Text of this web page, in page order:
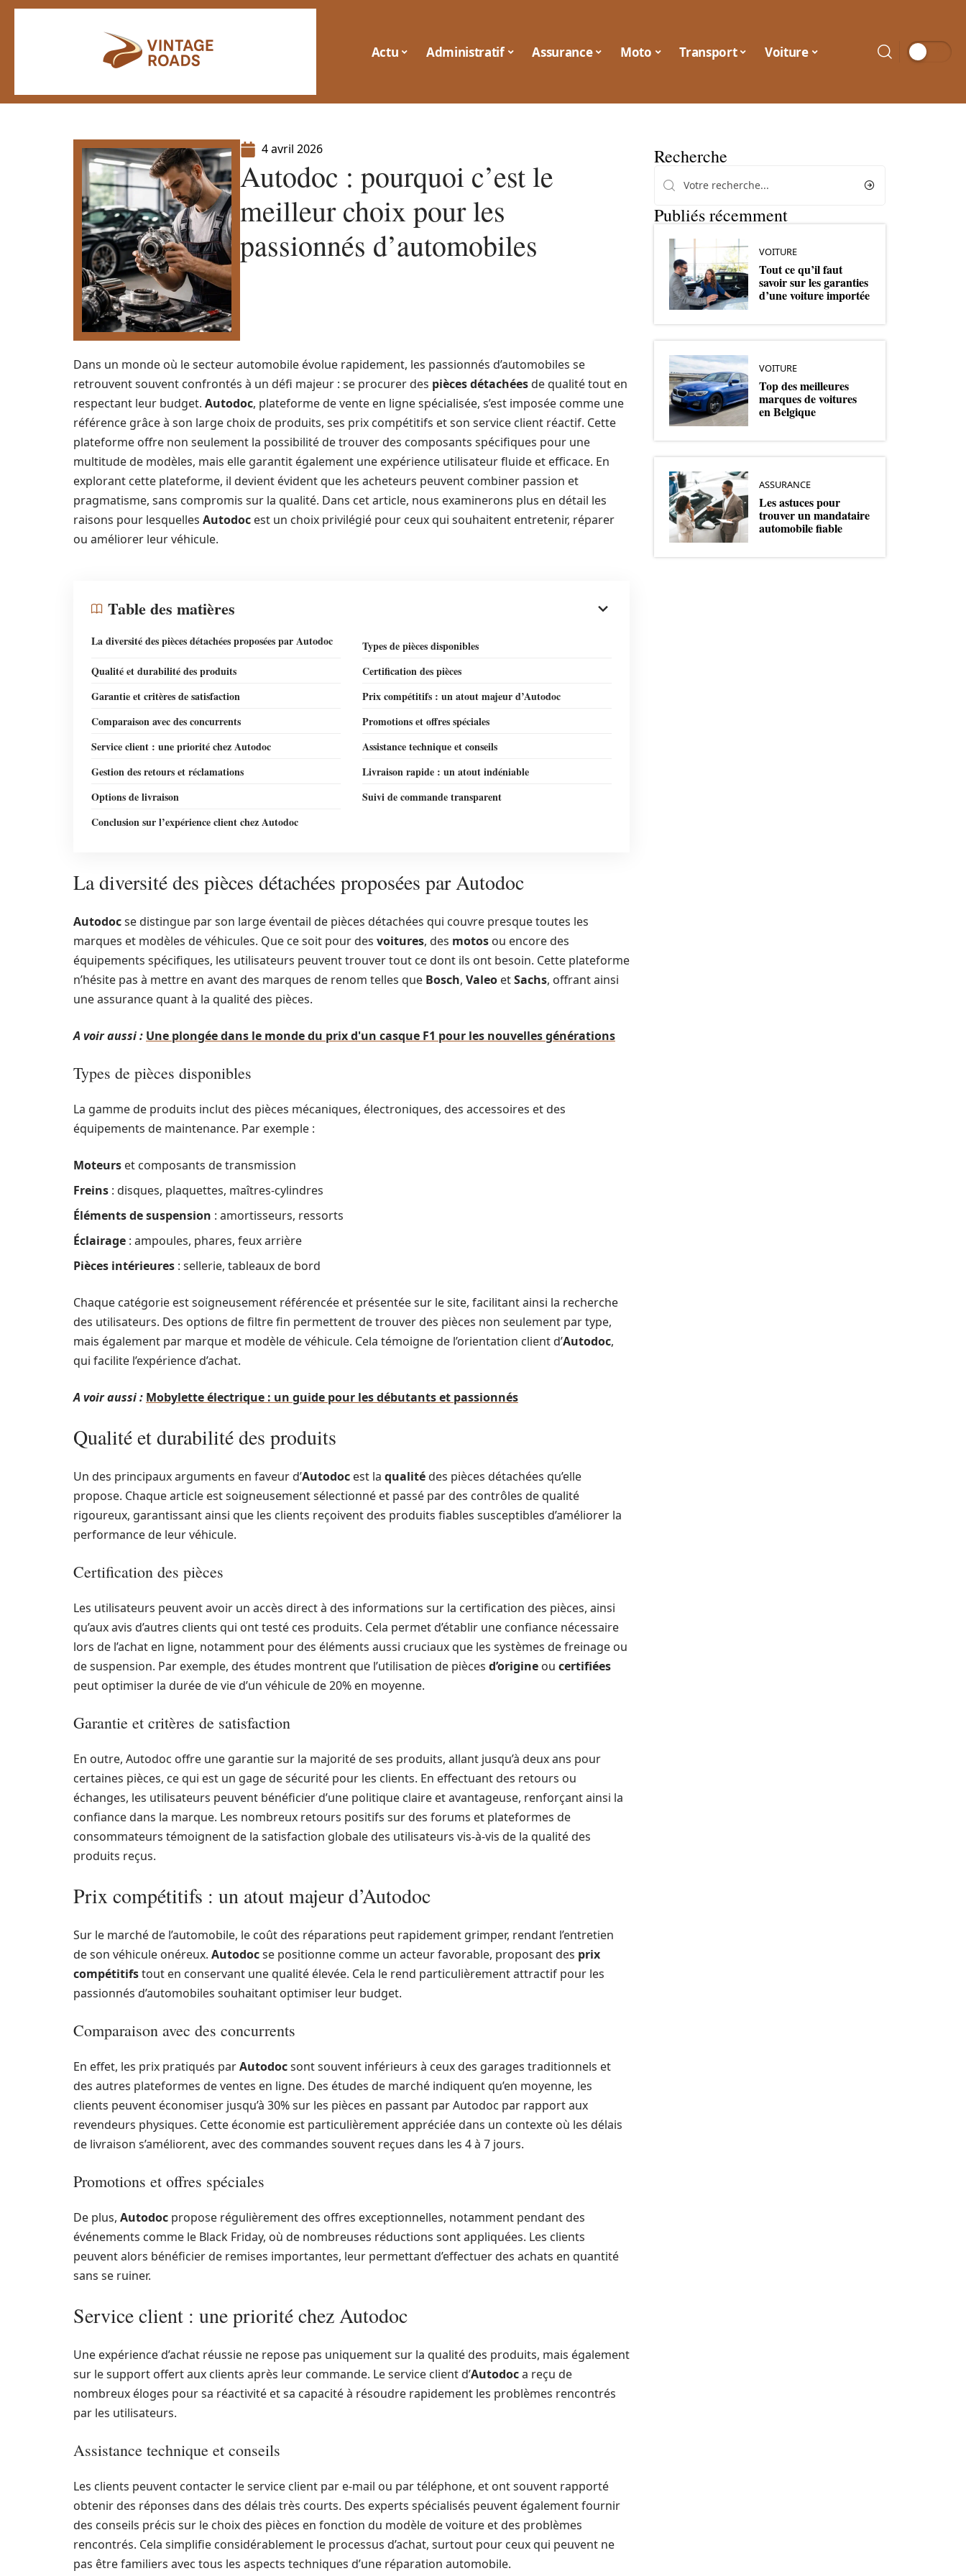
Actu Administratif Assurance Moto Transport Voiture
4 avril 2026
Autodoc : pourquoi c’est le
meilleur choix pour les
passionnés d’automobiles
Dans un monde où le secteur automobile évolue rapidement, les passionnés d’automobiles se
retrouvent souvent confrontés à un défi majeur : se procurer des pièces détachéesde qualité tout en
respectant leur budget. Autodoc, plateforme de vente en ligne spécialisée, s’est imposée comme une
référence grâce à son large choix de produits, ses prix compétitifs et son service client réactif. Cette
plateforme offre non seulement la possibilité de trouver des composants spécifiques pour une
multitude de modèles, mais elle garantit également une expérience utilisateur fluide et efficace. En
explorant cette plateforme, il devient évident que les acheteurs peuvent combiner passion et
pragmatisme, sans compromis sur la qualité. Dans cet article, nous examinerons plus en détail les
raisons pour lesquelles Autodoc est un choix privilégié pour ceux qui souhaitent entretenir, réparer
ou améliorer leur véhicule.
Table des matières
La diversité des pièces détachées proposées par Autodoc
Types de pièces disponibles
Qualité et durabilité des produits
Certification des pièces
Garantie et critères de satisfaction
Prix compétitifs : un atout majeur d’Autodoc
Comparaison avec des concurrents
Promotions et offres spéciales
Service client : une priorité chez Autodoc
Assistance technique et conseils
Gestion des retours et réclamations
Livraison rapide : un atout indéniable
Options de livraison
Suivi de commande transparent
Conclusion sur l’expérience client chez Autodoc
La diversité des pièces détachées proposées par Autodoc
Autodocse distingue par son large éventail de pièces détachées qui couvre presque toutes les
marques et modèles de véhicules. Que ce soit pour des voitures, des motos ou encore des
équipements spécifiques, les utilisateurs peuvent trouver tout ce dont ils ont besoin. Cette plateforme
n’hésite pas à mettre en avant des marques de renom telles que Bosch, Valeo etSachs, offrant ainsi
une assurance quant à la qualité des pièces.
A voir aussi : Une plongée dans le monde du prix d'un casque F1 pour les nouvelles générations
Types de pièces disponibles
La gamme de produits inclut des pièces mécaniques, électroniques, des accessoires et des
équipements de maintenance. Par exemple :
Moteurs et composants de transmission
Freins : disques, plaquettes, maîtres-cylindres
Éléments de suspension : amortisseurs, ressorts
Éclairage : ampoules, phares, feux arrière
Pièces intérieures : sellerie, tableaux de bord
Chaque catégorie est soigneusement référencée et présentée sur le site, facilitant ainsi la recherche
des utilisateurs. Des options de filtre fin permettent de trouver des pièces non seulement par type,
mais également par marque et modèle de véhicule. Cela témoigne de l’orientation client d’Autodoc,
qui facilite l’expérience d’achat.
A voir aussi : Mobylette électrique : un guide pour les débutants et passionnés
Qualité et durabilité des produits
Un des principaux arguments en faveur d’Autodoc est la qualitédes pièces détachées qu’elle
propose. Chaque article est soigneusement sélectionné et passé par des contrôles de qualité
rigoureux, garantissant ainsi que les clients reçoivent des produits fiables susceptibles d’améliorer la
performance de leur véhicule.
Certification des pièces
Les utilisateurs peuvent avoir un accès direct à des informations sur la certification des pièces, ainsi
qu’aux avis d’autres clients qui ont testé ces produits. Cela permet d’établir une confiance nécessaire
lors de l’achat en ligne, notamment pour des éléments aussi cruciaux que les systèmes de freinage ou
de suspension. Par exemple, des études montrent que l’utilisation de pièces d’origine ou certifiées
peut optimiser la durée de vie d’un véhicule de 20% en moyenne.
Garantie et critères de satisfaction
En outre, Autodoc offre une garantie sur la majorité de ses produits, allant jusqu’à deux ans pour
certaines pièces, ce qui est un gage de sécurité pour les clients. En effectuant des retours ou
échanges, les utilisateurs peuvent bénéficier d’une politique claire et avantageuse, renforçant ainsi la
confiance dans la marque. Les nombreux retours positifs sur des forums et plateformes de
consommateurs témoignent de la satisfaction globale des utilisateurs vis-à-vis de la qualité des
produits reçus.
Prix compétitifs : un atout majeur d’Autodoc
Sur le marché de l’automobile, le coût des réparations peut rapidement grimper, rendant l’entretien
de son véhicule onéreux. Autodocse positionne comme un acteur favorable, proposant des prix
compétitifstout en conservant une qualité élevée. Cela le rend particulièrement attractif pour les
passionnés d’automobiles souhaitant optimiser leur budget.
Comparaison avec des concurrents
En effet, les prix pratiqués parAutodocsont souvent inférieurs à ceux des garages traditionnels et
des autres plateformes de ventes en ligne. Des études de marché indiquent qu’en moyenne, les
clients peuvent économiser jusqu’à 30% sur les pièces en passant par Autodoc par rapport aux
revendeurs physiques. Cette économie est particulièrement appréciée dans un contexte où les délais
de livraison s’améliorent, avec des commandes souvent reçues dans les 4 à 7 jours.
Promotions et offres spéciales
De plus, Autodoc propose régulièrement des offres exceptionnelles, notamment pendant des
événements comme le Black Friday, où de nombreuses réductions sont appliquées. Les clients
peuvent alors bénéficier de remises importantes, leur permettant d’effectuer des achats en quantité
sans se ruiner.
Service client : une priorité chez Autodoc
Une expérience d’achat réussie ne repose pas uniquement sur la qualité des produits, mais également
sur le support offert aux clients après leur commande. Le service client d’Autodoca reçu de
nombreux éloges pour sa réactivité et sa capacité à résoudre rapidement les problèmes rencontrés
par les utilisateurs.
Assistance technique et conseils
Les clients peuvent contacter le service client par e-mail ou par téléphone, et ont souvent rapporté
obtenir des réponses dans des délais très courts. Des experts spécialisés peuvent également fournir
des conseils précis sur le choix des pièces en fonction du modèle de voiture et des problèmes
rencontrés. Cela simplifie considérablement le processus d’achat, surtout pour ceux qui peuvent ne
pas être familiers avec tous les aspects techniques d’une réparation automobile.
Recherche
Publiés récemment
VOITURE
Tout ce qu’il faut
savoir sur les garanties
d’une voiture importée
VOITURE
Top des meilleures
marques de voitures
en Belgique
ASSURANCE
Les astuces pour
trouver un mandataire
automobile fiable